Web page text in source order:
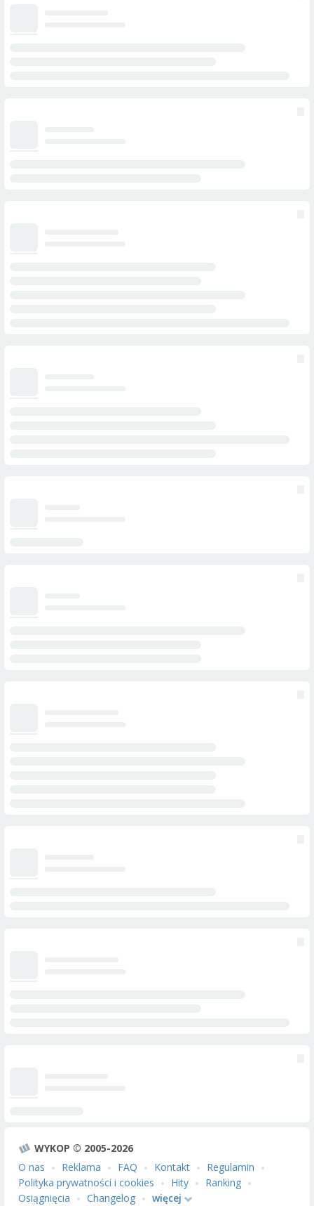
WYKOP © 2005-2026
O nas
Reklama FAQ Kontakt
Regulamin
Polityka prywatności i cookies
Hity
Ranking
Osiągnięcia
Changelog więcej